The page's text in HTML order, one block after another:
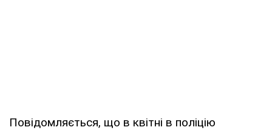
Повідомляється, що в квітні в поліцію